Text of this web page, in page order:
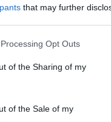
that may further
Opt Outs
of the Sharing of my
of the Sale of my
probabilità di
a un partner affidabile
International Legal
e garantirti la
collaudato, potrai